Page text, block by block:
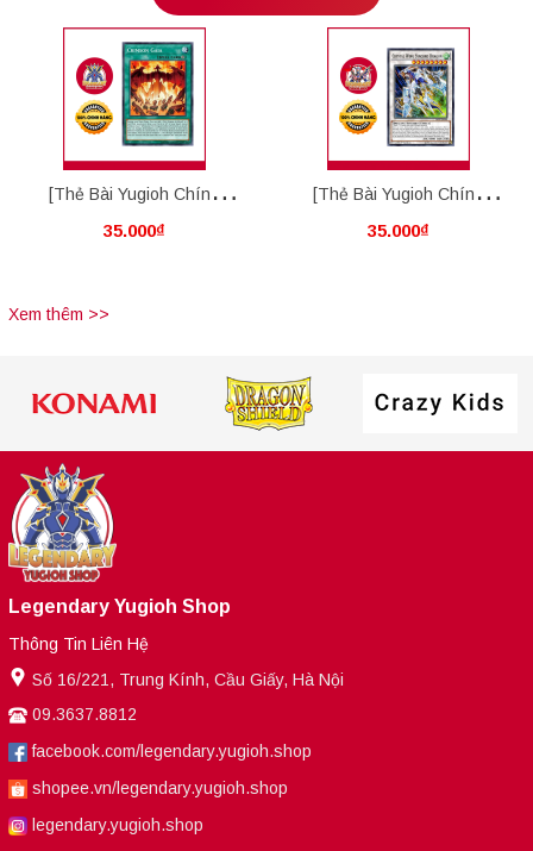
[Thẻ Bài Yugioh Chính
Hãng] Crimson Gaia
35.000₫
[Thẻ Bài Yugioh Chính
Hãng] "Crystal" Wing
35.000₫
Xem thêm >>
Legendary Yugioh Shop
Thông Tin Liên Hệ
Số 16/221, Trung Kính, Cầu Giấy, Hà Nội
09.3637.8812
facebook.com/legendary.yugioh.shop
shopee.vn/legendary.yugioh.shop
legendary.yugioh.shop